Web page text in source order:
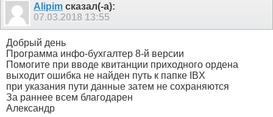
Alipim сказал(-а):
07.03.2018 13:55
Добрый день
Программа инфо-бухгалтер 8-й версии
Помогите при вводе квитанции приходного ордена
выходит ошибка не найден путь к папке IBX
при указания пути данные затем не сохраняются
За раннее всем благодарен
Александр